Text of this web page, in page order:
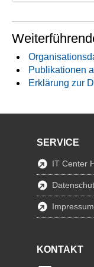
Publikationen
Erklärung zur
SERVICE
IT Center
Impressum
KONTAKT